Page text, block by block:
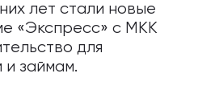
лет стали новые
«Экспресс» с МКК
для
и займам.